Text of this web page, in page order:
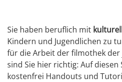
Sie haben beruflich mit
Kindern und Jugendlichen zu
für die Arbeit der filmothek der
sind Sie hier richtig: Auf
kostenfrei Handouts und